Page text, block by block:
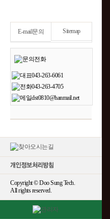
E-mail문의 Sitemap
Copyright © Doo Sung Tech.
All rights reserved.